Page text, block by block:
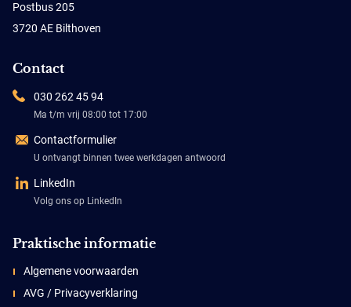
Postbus 205
3720 AE Bilthoven
Contact
030 262 45 94
Ma t/m vrij 08:00 tot 17:00
Contactformulier
U ontvangt binnen twee werkdagen antwoord
LinkedIn
Volg ons op LinkedIn
Praktische informatie
Algemene voorwaarden
AVG / Privacyverklaring